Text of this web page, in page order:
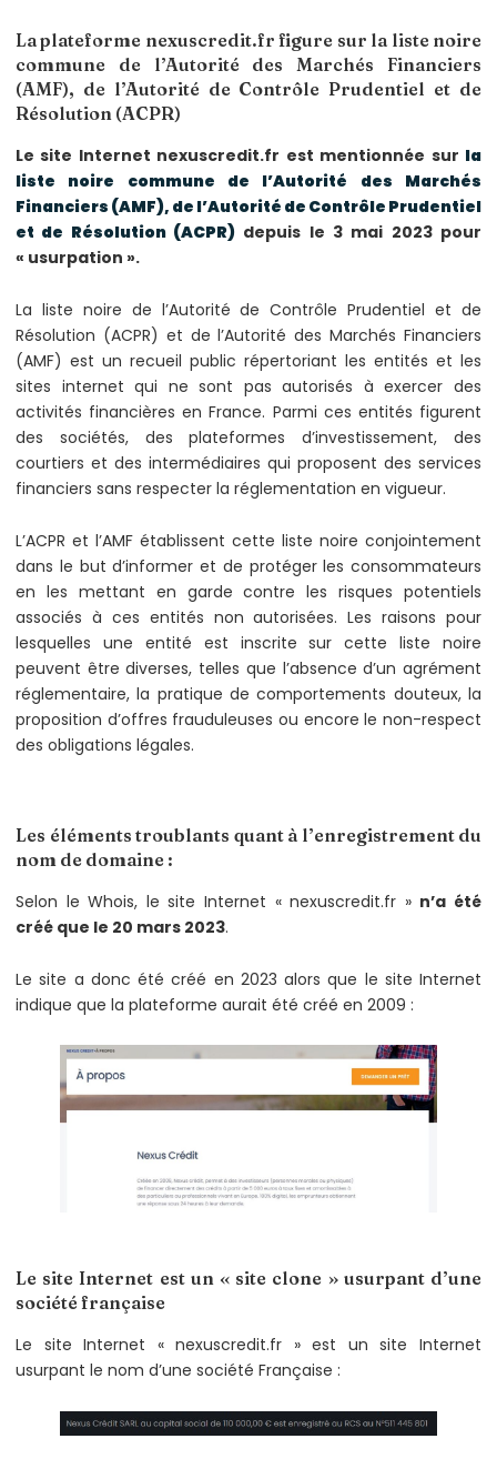
La plateforme nexuscredit.fr figure sur la liste noire
commune de l’Autorité des Marchés Financiers
(AMF), de l’Autorité de Contrôle Prudentiel et de
Résolution (ACPR)
Le site Internet nexuscredit.fr est mentionnée sur la
liste noire commune de l’Autorité des Marchés
Financiers (AMF), de l’Autorité de Contrôle Prudentiel
et de Résolution (ACPR) depuis le 3 mai 2023 pour
« usurpation ».
La liste noire de l’Autorité de Contrôle Prudentiel et de
Résolution (ACPR) et de l’Autorité des Marchés Financiers
(AMF) est un recueil public répertoriant les entités et les
sites internet qui ne sont pas autorisés à exercer des
activités financières en France. Parmi ces entités figurent
des sociétés, des plateformes d’investissement, des
courtiers et des intermédiaires qui proposent des services
financiers sans respecter la réglementation en vigueur.
L’ACPR et l’AMF établissent cette liste noire conjointement
dans le but d’informer et de protéger les consommateurs
en les mettant en garde contre les risques potentiels
associés à ces entités non autorisées. Les raisons pour
lesquelles une entité est inscrite sur cette liste noire
peuvent être diverses, telles que l’absence d’un agrément
réglementaire, la pratique de comportements douteux, la
proposition d’offres frauduleuses ou encore le non-respect
des obligations légales.
Les éléments troublants quant à l’enregistrement du
nom de domaine :
Selon le Whois, le site Internet « nexuscredit.fr » n’a été
créé que le 20 mars 2023.
Le site a donc été créé en 2023 alors que le site Internet
indique que la plateforme aurait été créé en 2009 :
Le site Internet est un « site clone » usurpant d’une
société française
Le site Internet « nexuscredit.fr » est un site Internet
usurpant le nom d’une société Française :